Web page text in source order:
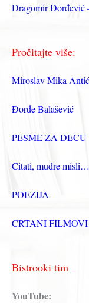
Dragomir
Pročitajte više:
Miroslav Mika Antić
Đorđe Balašević
PESME ZA DECU
Citati, mudre misli…
POEZIJA
CRTANI FILMOVI
Bistrooki tim
YouTube: